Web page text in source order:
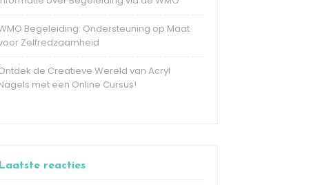
Begeleiding: Ondersteuning op Maat
Zelfredzaamheid
de Creatieve Wereld van Acryl
met een Online Cursus!
Laatste reacties